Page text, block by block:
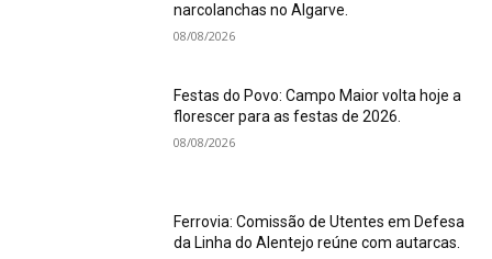
narcolanchas no Algarve.
08/08/2026
Festas do Povo: Campo Maior volta hoje a
florescer para as festas de 2026.
08/08/2026
Ferrovia: Comissão de Utentes em Defesa
da Linha do Alentejo reúne com autarcas.